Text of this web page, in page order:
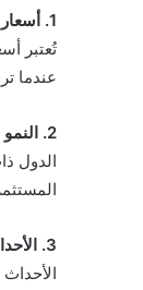
1. أسعار الفائدة
تُعتبر
عندما
2. النمو الاقتصادي
الدول
3. الأحداث الجيوسياسية